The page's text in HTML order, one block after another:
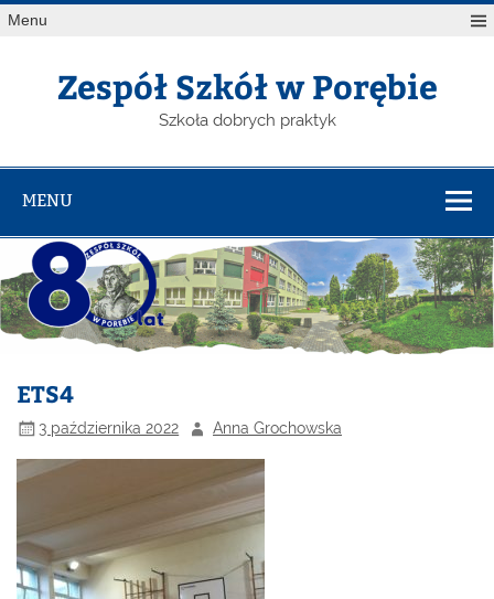
Menu
Zespół Szkół w Porębie
Szkoła dobrych praktyk
MENU
ETS4
3 października 2022 Anna Grochowska